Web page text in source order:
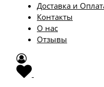
Доставка и
Контакты
О нас
Отзывы